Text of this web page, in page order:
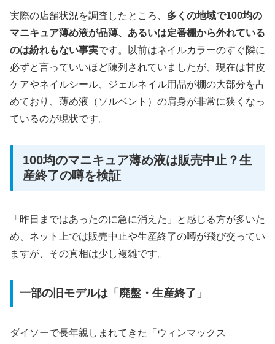
実際の店舗状況を調査したところ、 多くの地域で100均の
マニキュア薄め液が品薄、あるいは定番棚から外れている
のは紛れもない事実です。以前はネイルカラーのすぐ隣に
必ずと言っていいほど陳列されていましたが、現在は甘皮
ケアやネイルシール、ジェルネイル用品が棚の大部分を占
めており、薄め液（ソルベント）の肩身が非常に狭くなっ
ているのが現状です。
100均のマニキュア薄め液は販売中止？生
産終了の噂を検証
「昨日まではあったのに急に消えた」と感じる方が多いた
め、ネット上では販売中止や生産終了の噂が飛び交ってい
ますが、その真相は少し複雑です。
一部の旧モデルは「廃盤・生産終了」
ダイソーで長年親しまれてきた「ウィンマックス